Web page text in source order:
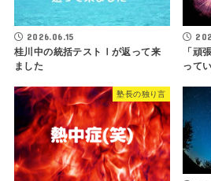
2026.06.15
桂川中の統括テストⅠが返って来
ました
「頑
って
塾長の独り言